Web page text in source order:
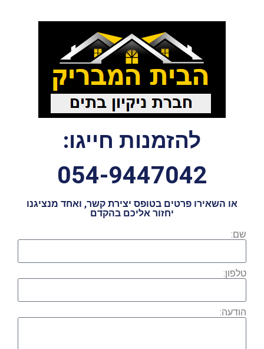
להזמנות חייגו:
054-9447042
או השאירו פרטים בטופס יצירת קשר, ואחד מנציגנו
יחזור אליכם בהקדם
שם:
טלפון:
הודעה: